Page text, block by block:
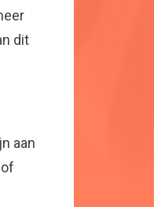
dit
aan